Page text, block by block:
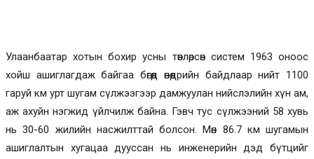
Улаанбаатар хотын бохир усны төвлөрсөн систем 1963 оноос
хойш ашиглагдаж байгаа бөгөөд өнөөдрийн байдлаар нийт 1100
гаруй км урт шугам сүлжээгээр дамжуулан нийслэлийн хүн ам,
аж ахуйн нэгжид үйлчилж байна. Гэвч тус сүлжээний 58 хувь
нь 30-60 жилийн насжилттай болсон. Мөн 86.7 км шугамын
ашиглалтын хугацаа дууссан нь инженерийн дэд бүтцийг